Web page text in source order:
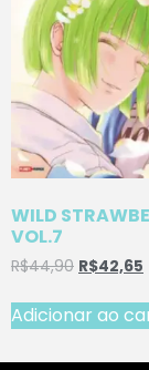
WILD
VOL.7
R$44,90 R$42,65
Adicionar ao